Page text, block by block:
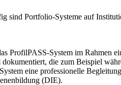
sind Portfolio-Systeme auf
ProfilPASS-System im Rahmen
die zum Beispiel
eine professionelle
(DIE).